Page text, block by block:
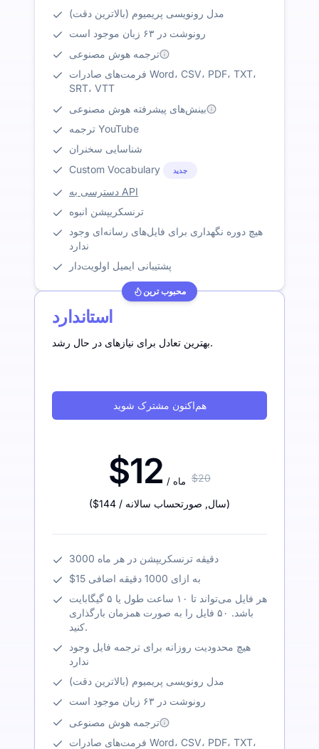
مدل رونویسی پریمیوم (بالاترین دقت)
رونوشت در ۶۳ زبان موجود است
ترجمه هوش مصنوعی
فرمت‌های صادرات Word، CSV، PDF، TXT،
SRT، VTT
بینش‌های پیشرفته هوش مصنوعی
ترجمه YouTube
شناسایی سخنران
Custom Vocabulary
جدید
دسترسی به API
ترنسکریپشن انبوه
هیچ دوره نگهداری برای فایل‌های رسانه‌ای وجود
ندارد
پشتیبانی ایمیل اولویت‌دار
محبوب ترین
استاندارد
بهترین تعادل برای نیازهای در حال رشد.
هم‌اکنون مشترک شوید
$12 / ماه $20
($144 / سال, صورتحساب سالانه )
3000 دقیقه ترنسکریپشن در هر ماه
$15 به ازای 1000 دقیقه اضافی
هر فایل می‌تواند تا ۱۰ ساعت طول یا ۵ گیگابایت
باشد. ۵۰ فایل را به صورت همزمان بارگذاری
کنید.
هیچ محدودیت روزانه برای ترجمه فایل وجود
ندارد
مدل رونویسی پریمیوم (بالاترین دقت)
رونوشت در ۶۳ زبان موجود است
ترجمه هوش مصنوعی
فرمت‌های صادرات Word، CSV، PDF، TXT،